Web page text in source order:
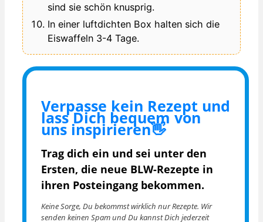
sind sie schön knusprig.
In einer luftdichten Box halten sich die
Eiswaffeln 3-4 Tage.
Verpasse kein Rezept und
lass Dich bequem von
uns inspirieren👋
Trag dich ein und sei unter den
Ersten, die neue BLW-Rezepte in
ihren Posteingang bekommen.
Keine Sorge, Du bekommst wirklich nur Rezepte. Wir
senden keinen Spam und Du kannst Dich jederzeit